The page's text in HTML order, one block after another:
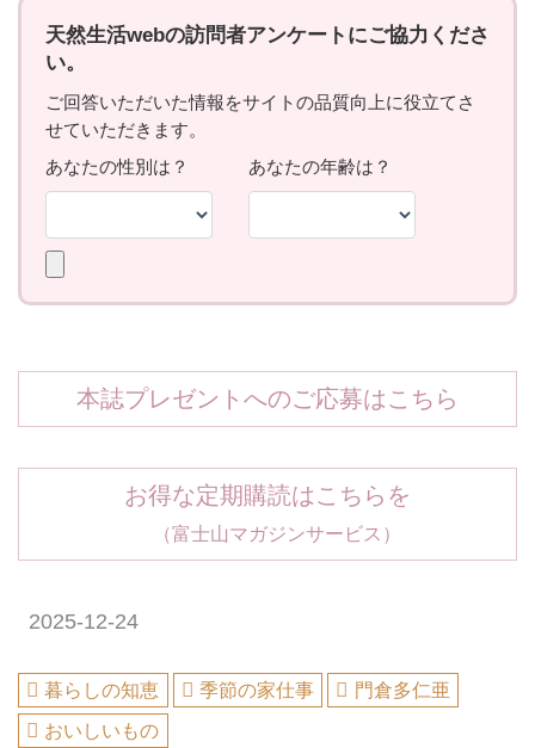
本誌プレゼントへのご応募はこちら
お得な定期購読はこちらを
（富士山マガジンサービス）
2025-12-24
暮らしの知恵 季節の家仕事
門倉多仁亜
おいしいもの